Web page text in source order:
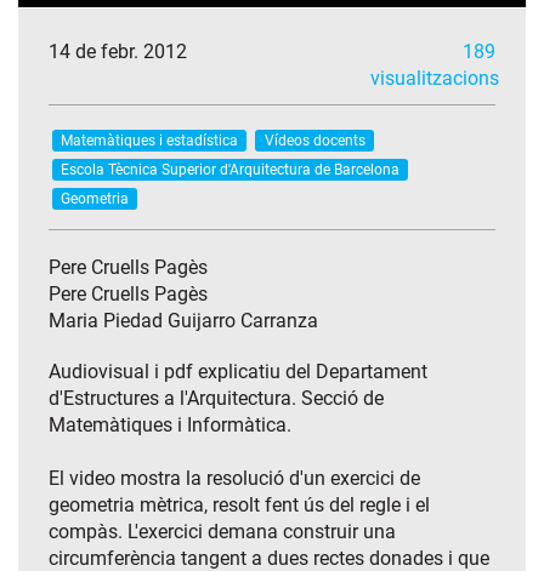
14 de febr. 2012
189
visualitzacions
Matemàtiques i estadística
Vídeos docents
Escola Tècnica Superior d'Arquitectura de Barcelona
Geometria
Pere Cruells Pagès
Pere Cruells Pagès
Maria Piedad Guijarro Carranza
Audiovisual i pdf explicatiu del Departament
d'Estructures a l'Arquitectura. Secció de
Matemàtiques i Informàtica.
El video mostra la resolució d'un exercici de
geometria mètrica, resolt fent ús del regle i el
compàs. L'exercici demana construir una
circumferència tangent a dues rectes donades i que